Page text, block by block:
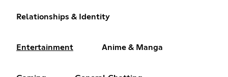
Relationships & Identity
Entertainment Anime & Manga